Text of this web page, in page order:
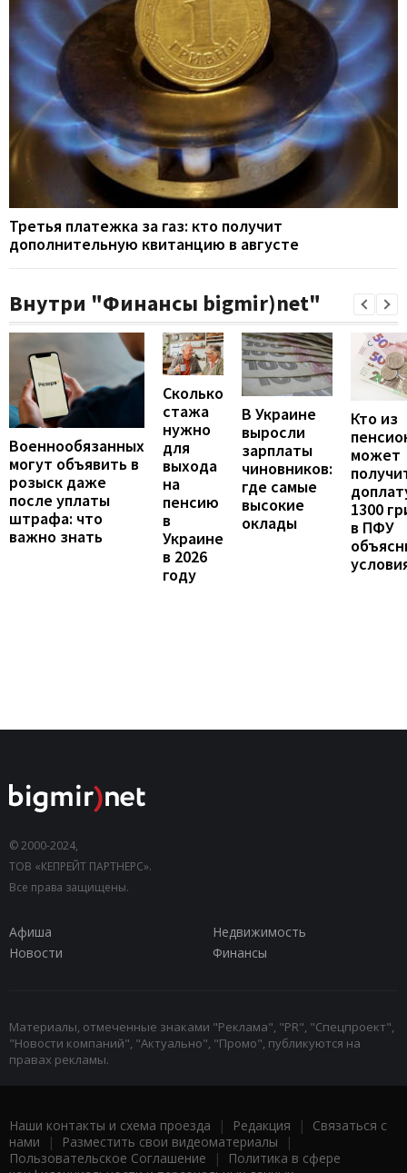
Третья платежка за газ: кто получит
дополнительную квитанцию в августе
Внутри "Финансы bigmir)net"
Военнообязанных
могут объявить в
розыск даже
после уплаты
штрафа: что
важно знать
Сколько
стажа
нужно
для
выхода
на
пенсию
в
Украине
в 2026
году
В Украине
выросли
зарплаты
чиновников:
где самые
высокие
оклады
Кто из
может
1300
в ПФУ
© 2000-2024,
ТОВ «КЕПРЕЙТ ПАРТНЕРС».
Все права защищены.
Афиша
Недвижимость
Новости
Финансы
Материалы, отмеченные знаками "Реклама", "PR", "Спецпроект",
"Новости компаний", "Актуально", "Промо", публикуются на
правах рекламы.
Наши контакты и схема проезда | Редакция | Связаться с
нами | Разместить свои видеоматериалы |
Пользовательское Соглашение |
Политика в сфере